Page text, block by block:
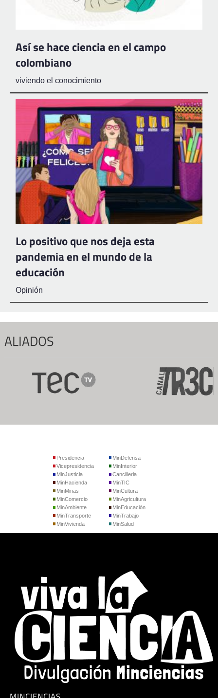
Así se hace ciencia en el campo
colombiano
viviendo el conocimiento
Lo positivo que nos deja esta
pandemia en el mundo de la
educación
Opinión
ALIADOS
Presidencia
Vicepresidencia
MinJusticia
MinDefensa
MinInterior
Cancilleria
MinHacienda
MinMinas
MinComercio
MinTIC
MinCultura
MinAgricultura
MinAmbiente
MinTransporte
MinVivienda
MinEducación
MinTrabajo
MinSalud